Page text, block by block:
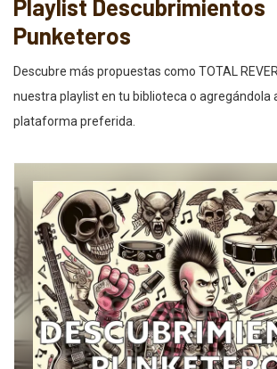
Playlist Descubrimientos
Punketeros
Descubre más propuestas como TOTAL
nuestra playlist en tu biblioteca o agregándola
plataforma preferida.